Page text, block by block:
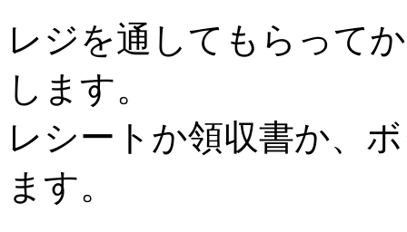
レジを通してもらって
します。
レシートか領収書か、
ます。